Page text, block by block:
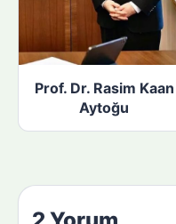
Prof. Dr. Rasim Kaan
Aytoğu